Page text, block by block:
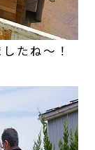
たね～！